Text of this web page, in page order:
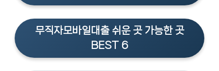
무직자모바일대출 쉬운 곳 가능한 곳
BEST 6